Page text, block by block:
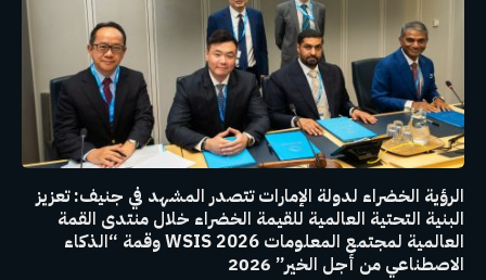
الرؤية الخضراء لدولة الإمارات تتصدر المشهد في جنيف: تعزيز
البنية التحتية العالمية للقيمة الخضراء خلال منتدى القمة
العالمية لمجتمع المعلومات WSIS 2026 وقمة “الذكاء
الاصطناعي من أجل الخير” 2026